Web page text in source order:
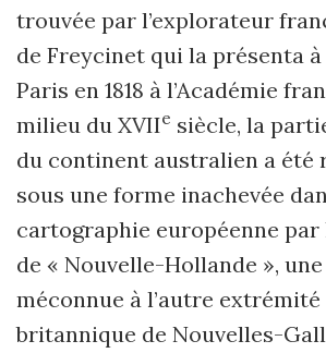
trouvée par l’explorateur
de Freycinet qui la présenta
Paris en 1818 à l’Académie
milieu du XVIIe siècle, la
du continent australien a été
sous une forme inachevée
cartographie européenne par
de « Nouvelle-Hollande »,
méconnue à l’autre
britannique de Nouvelles-